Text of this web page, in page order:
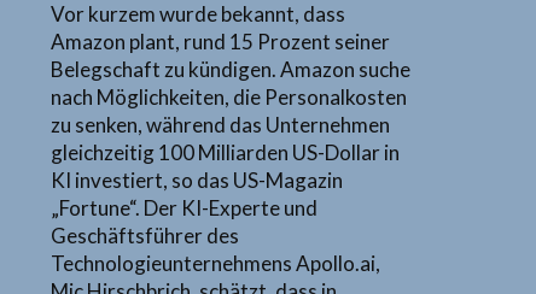
Vor kurzem wurde bekannt, dass
Amazon plant, rund 15 Prozent seiner
Belegschaft zu kündigen. Amazon suche
nach Möglichkeiten, die Personalkosten
zu senken, während das Unternehmen
gleichzeitig 100 Milliarden US-Dollar in
KI investiert, so das US-Magazin
„Fortune“. Der KI-Experte und
Geschäftsführer des
Technologieunternehmens Apollo.ai,